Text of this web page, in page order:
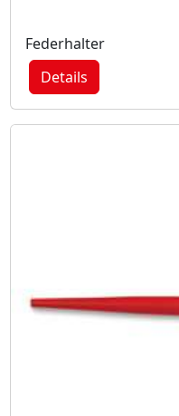
Federhalter
Details